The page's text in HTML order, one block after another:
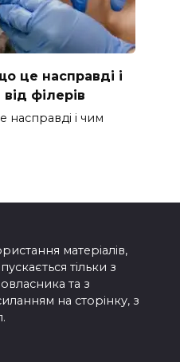
це насправді і
філерів
насправді і чим
матеріалів,
тільки з
та з
на сторінку, з